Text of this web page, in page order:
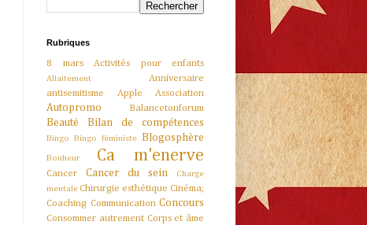
Rubriques
8 mars Activités pour enfants
Allaitement
Anniversaire
antisemitisme
Apple Association
Autopromo Balancetonforum
Beauté Bilan de compétences
Bingo Bingo féministe Blogosphère
Bonheur Ca m'enerve
Cancer Cancer du sein
Charge
mentaleChirurgie esthétique Cinéma;
Coaching Communication Concours
Consommer autrement Corps et âme